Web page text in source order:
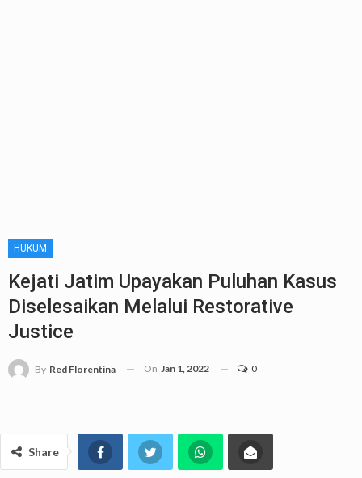
HUKUM
Kejati Jatim Upayakan Puluhan Kasus
Diselesaikan Melalui Restorative
Justice
By Red Florentina On Jan 1, 2022 0
Share